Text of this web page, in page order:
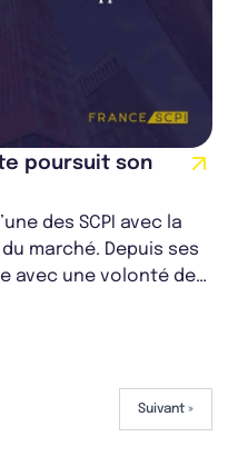
poursuit son
des SCPI avec la
marché. Depuis ses
avec une volonté de
c...
Suivant »